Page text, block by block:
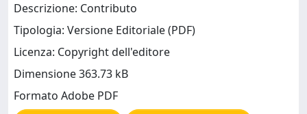
Descrizione: Contributo
Tipologia: Versione Editoriale (PDF)
Licenza: Copyright dell'editore
Dimensione 363.73 kB
Formato Adobe PDF